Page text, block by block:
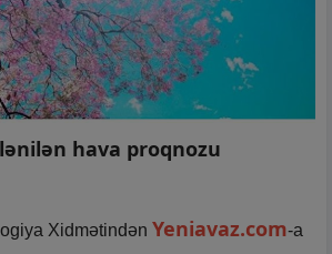
hava proqnozu
Xidmətindən Yeniavaz.com-a